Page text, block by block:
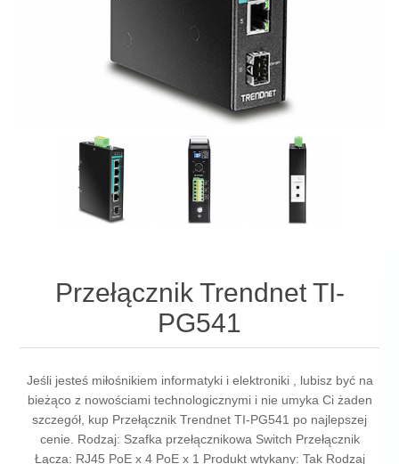
Przełącznik Trendnet TI-
PG541
Jeśli jesteś miłośnikiem informatyki i elektroniki , lubisz być na
bieżąco z nowościami technologicznymi i nie umyka Ci żaden
szczegół, kup Przełącznik Trendnet TI-PG541 po najlepszej
cenie. Rodzaj: Szafka przełącznikowa Switch Przełącznik
Łącza: RJ45 PoE x 4 PoE x 1 Produkt wtykany: Tak Rodzaj